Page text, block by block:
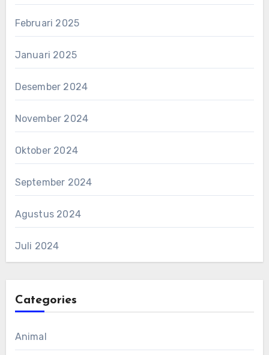
Februari 2025
Januari 2025
Desember 2024
November 2024
Oktober 2024
September 2024
Agustus 2024
Juli 2024
Categories
Animal